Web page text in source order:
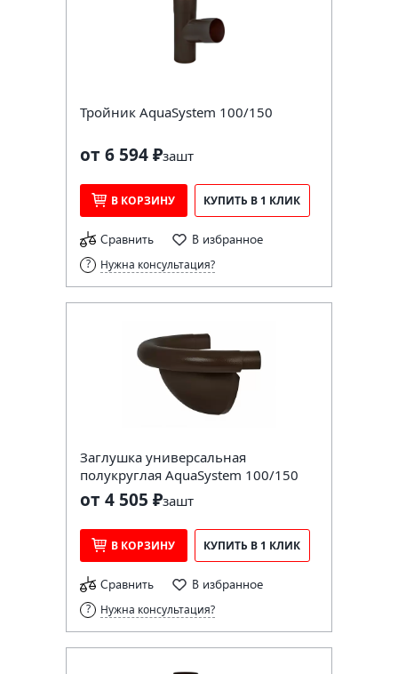
Тройник AquaSystem 100/150
от 6 594 ₽зашт
В КОРЗИНУ КУПИТЬ В 1 КЛИК
Сравнить В избранное
Нужна консультация?
Заглушка универсальная
полукруглая AquaSystem 100/150
от 4 505 ₽зашт
В КОРЗИНУ КУПИТЬ В 1 КЛИК
Сравнить В избранное
Нужна консультация?